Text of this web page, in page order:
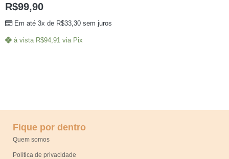
R$99,90
Em até 3x de R$33,30 sem juros
à vista R$94,91 via Pix
Fique por dentro
Quem somos
Política de privacidade